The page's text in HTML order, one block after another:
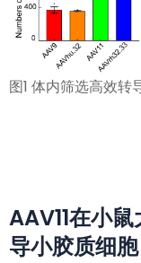
图1 体内筛选高效
AAV11在小
导小胶质细胞